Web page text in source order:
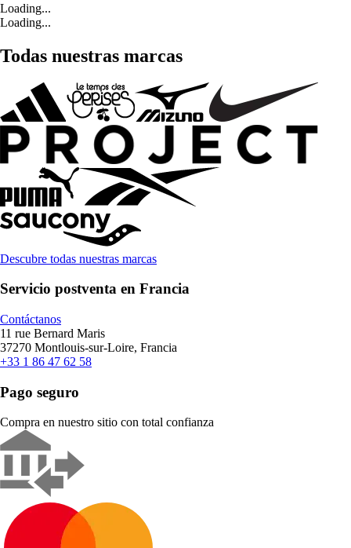
Loading...
Loading...
Todas nuestras marcas
Descubre todas nuestras marcas
Servicio postventa en Francia
Contáctanos
11 rue Bernard Maris
37270 Montlouis-sur-Loire, Francia
+33 1 86 47 62 58
Pago seguro
Compra en nuestro sitio con total confianza